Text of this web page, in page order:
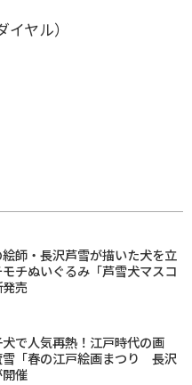
ヤル）
師・長沢芦雪が描いた犬を立
チぬいぐるみ「芦雪犬マスコ
売
で人気再熱！江戸時代の画
雪「春の江戸絵画まつり 長沢
催